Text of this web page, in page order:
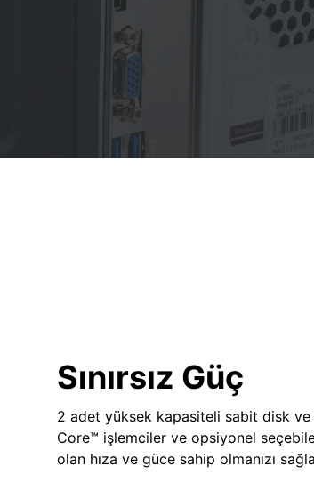
Sınırsız Güç
2 adet yüksek kapasiteli sabit disk
Core™ işlemciler ve opsiyonel
olan hıza ve güce sahip olmanızı